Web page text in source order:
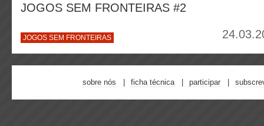
JOGOS SEM FRONTEIRAS #2
JOGOS SEM FRONTEIRAS
sobre nós ficha técnica participar